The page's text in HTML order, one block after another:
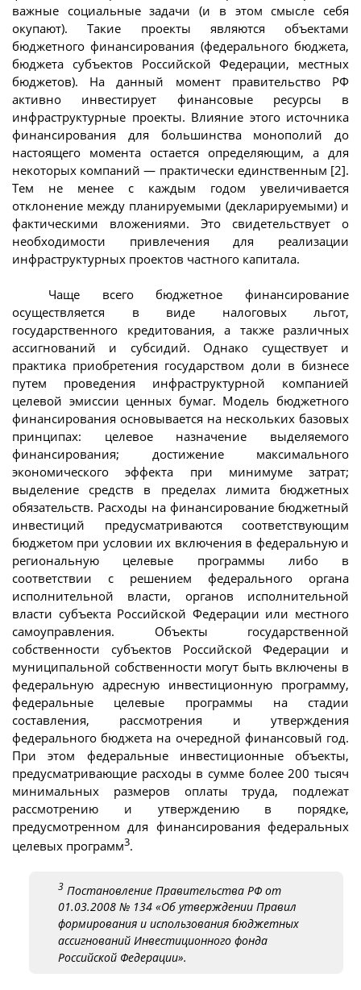
важные социальные задачи (и в этом смысле себя
окупают). Такие проекты являются объектами
бюджетного финансирования (федерального бюджета,
бюджета субъектов Российской Федерации, местных
бюджетов). На данный момент правительство РФ
активно инвестирует финансовые ресурсы в
инфраструктурные проекты. Влияние этого источника
финансирования для большинства монополий до
настоящего момента остается определяющим, а для
некоторых компаний — практически единственным [2].
Тем не менее с каждым годом увеличивается
отклонение между планируемыми (декларируемыми) и
фактическими вложениями. Это свидетельствует о
необходимости привлечения для реализации
инфраструктурных проектов частного капитала.
Чаще всего бюджетное финансирование
осуществляется в виде налоговых льгот,
государственного кредитования, а также различных
ассигнований и субсидий. Однако существует и
практика приобретения государством доли в бизнесе
путем проведения инфраструктурной компанией
целевой эмиссии ценных бумаг. Модель бюджетного
финансирования основывается на нескольких базовых
принципах: целевое назначение выделяемого
финансирования; достижение максимального
экономического эффекта при минимуме затрат;
выделение средств в пределах лимита бюджетных
обязательств. Расходы на финансирование бюджетный
инвестиций предусматриваются соответствующим
бюджетом при условии их включения в федеральную и
региональную целевые программы либо в
соответствии с решением федерального органа
исполнительной власти, органов исполнительной
власти субъекта Российской Федерации или местного
самоуправления. Объекты государственной
собственности субъектов Российской Федерации и
муниципальной собственности могут быть включены в
федеральную адресную инвестиционную программу,
федеральные целевые программы на стадии
составления, рассмотрения и утверждения
федерального бюджета на очередной финансовый год.
При этом федеральные инвестиционные объекты,
предусматривающие расходы в сумме более 200 тысяч
минимальных размеров оплаты труда, подлежат
рассмотрению и утверждению в порядке,
предусмотренном для финансирования федеральных
целевых программ3.
3 Постановление Правительства РФ от
01.03.2008 № 134 «Об утверждении Правил
формирования и использования бюджетных
ассигнований Инвестиционного фонда
Российской Федерации».